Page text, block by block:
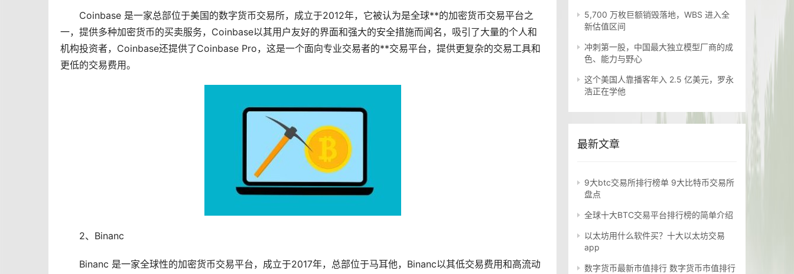
Coinbase 是一家总部位于美国的数字货币交易所，成立于2012年，它被认为是全球**的加密货币交易平台之
一，提供多种加密货币的买卖服务，Coinbase以其用户友好的界面和强大的安全措施而闻名，吸引了大量的个人和
机构投资者，Coinbase还提供了Coinbase Pro，这是一个面向专业交易者的**交易平台，提供更复杂的交易工具和
更低的交易费用。
2、Binanc
Binanc 是一家全球性的加密货币交易平台，成立于2017年，总部位于马耳他，Binanc以其低交易费用和高流动
5,700 万枚巨额销毁落地，WBS 进入全
新估值区间
冲刺第一股，中国最大独立模型厂商的成
色、能力与野心
这个美国人靠播客年入 2.5 亿美元，罗永
浩正在学他
最新文章
9大btc交易所排行榜单 9大比特币交易所
盘点
全球十大BTC交易平台排行榜的简单介绍
以太坊用什么软件买？十大以太坊交易
app
数字货币最新市值排行 数字货币市值排行